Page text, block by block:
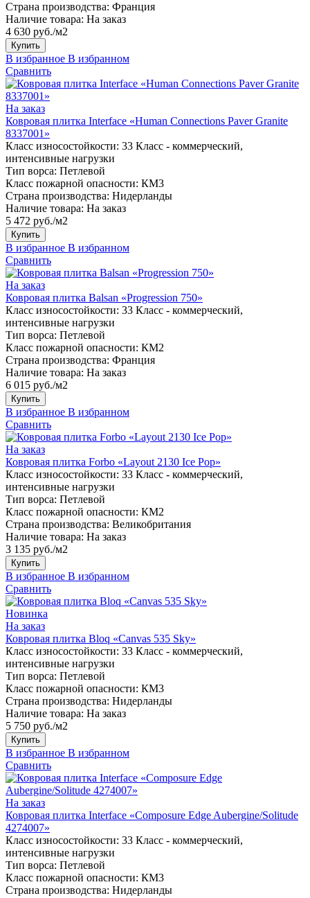
Страна производства: Франция
Наличие товара: На заказ
4 630 руб./м2
Купить
В избранное В избранном
Сравнить
На заказ
Ковровая плитка Interface «Human Connections Paver Granite
8337001»
Класс износостойкости: 33 Класс - коммерческий,
интенсивные нагрузки
Тип ворса: Петлевой
Класс пожарной опасности: КМ3
Страна производства: Нидерланды
Наличие товара: На заказ
5 472 руб./м2
Купить
В избранное В избранном
Сравнить
На заказ
Ковровая плитка Balsan «Progression 750»
Класс износостойкости: 33 Класс - коммерческий,
интенсивные нагрузки
Тип ворса: Петлевой
Класс пожарной опасности: КМ2
Страна производства: Франция
Наличие товара: На заказ
6 015 руб./м2
Купить
В избранное В избранном
Сравнить
На заказ
Ковровая плитка Forbo «Layout 2130 Ice Pop»
Класс износостойкости: 33 Класс - коммерческий,
интенсивные нагрузки
Тип ворса: Петлевой
Класс пожарной опасности: КМ2
Страна производства: Великобритания
Наличие товара: На заказ
3 135 руб./м2
Купить
В избранное В избранном
Сравнить
Новинка
На заказ
Ковровая плитка Bloq «Canvas 535 Sky»
Класс износостойкости: 33 Класс - коммерческий,
интенсивные нагрузки
Тип ворса: Петлевой
Класс пожарной опасности: КМ3
Страна производства: Нидерланды
Наличие товара: На заказ
5 750 руб./м2
Купить
В избранное В избранном
Сравнить
На заказ
Ковровая плитка Interface «Composure Edge Aubergine/Solitude
4274007»
Класс износостойкости: 33 Класс - коммерческий,
интенсивные нагрузки
Тип ворса: Петлевой
Класс пожарной опасности: КМ3
Страна производства: Нидерланды